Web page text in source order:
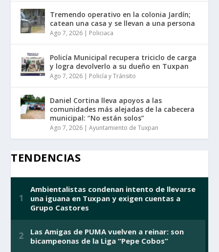
Tremendo operativo en la colonia Jardín;
catean una casa y se llevan a una persona
Ago 7, 2026 | Policiaca
Policía Municipal recupera triciclo de carga
y logra devolverlo a su dueño en Tuxpan
Ago 7, 2026 | Policía y Tránsito
Daniel Cortina lleva apoyos a las
comunidades más alejadas de la cabecera
municipal: “No están solos”
Ago 7, 2026 |Ayuntamiento de Tuxpan
TENDENCIAS